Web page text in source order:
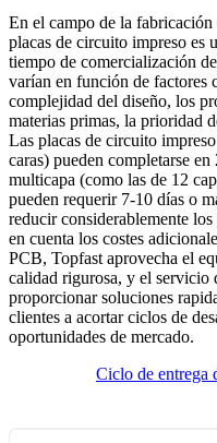
En el campo de la
placas de circuito impreso es
tiempo de comercialización
varían en función de factores
complejidad del diseño, los
materias primas, la prioridad
Las placas de circuito
caras) pueden completarse
multicapa (como las de 12
pueden requerir 7-10 días o
reducir considerablemente
en cuenta los costes
PCB, Topfast aprovecha el
calidad rigurosa, y el servicio
proporcionar soluciones
clientes a acortar ciclos de
oportunidades de mercado.
Ciclo de entrega